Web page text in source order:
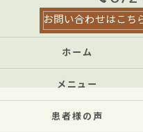
お問い合わせはこち
ホーム
メニュー
患者様の声